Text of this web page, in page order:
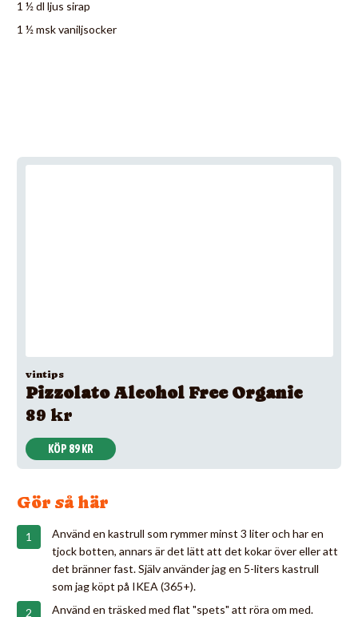
1 ½ dl ljus sirap
1 ½ msk vaniljsocker
vintips
Pizzolato Alcohol Free Organic
89 kr
KÖP 89 KR
Gör så här
Använd en kastrull som rymmer minst 3 liter och har en
tjock botten, annars är det lätt att det kokar över eller att
det bränner fast. Själv använder jag en 5-liters kastrull
som jag köpt på IKEA (365+).
Använd en träsked med flat "spets" att röra om med.